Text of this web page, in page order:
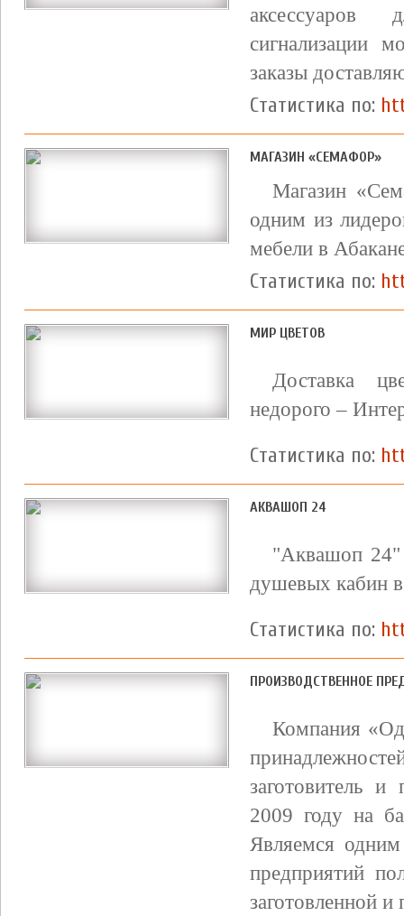
сигнализации
заказы
Статистика по:
МАГАЗИН «СЕМАФОР»
Магазин
одним из
мебели в
Статистика по:
МИР ЦВЕТОВ
Доставка
недорого –
Статистика по:
АКВАШОП 24
"Аквашоп 24"
душевых кабин
Статистика по:
ПРОИЗВОДСТВЕННОЕ
Компания
заготовитель
2009 году на
Являемся
предприятий
заготовленной